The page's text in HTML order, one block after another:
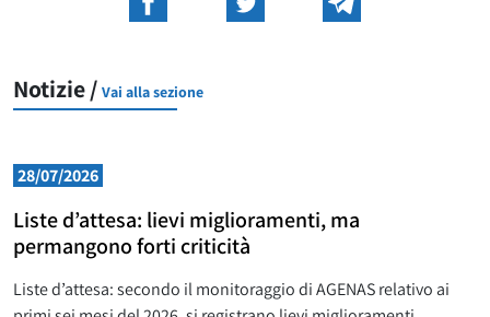
Notizie / Vai alla sezione
28/07/2026
Liste d’attesa: lievi miglioramenti, ma
permangono forti criticità
Liste d’attesa: secondo il monitoraggio di AGENAS relativo ai